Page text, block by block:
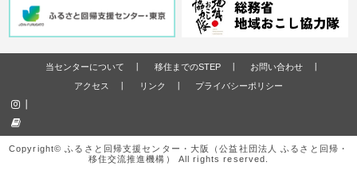
当センターについて 移住までのSTEP
お問い合わせ
アクセス
リンク プライバシーポリシー
Copyright© ふるさと回帰支援センター・大阪（公益社団法人 ふるさと回帰・
移住交流推進機構） All rights reserved.